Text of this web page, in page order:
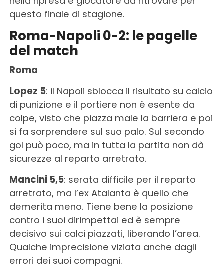
questo finale di stagione.
Roma-Napoli 0-2: le pagelle
del match
Roma
Lopez 5: il Napoli sblocca il risultato su calcio
di punizione e il portiere non è esente da
colpe, visto che piazza male la barriera e poi
si fa sorprendere sul suo palo. Sul secondo
gol può poco, ma in tutta la partita non dà
sicurezze al reparto arretrato.
Mancini 5,5: serata difficile per il reparto
arretrato, ma l’ex Atalanta è quello che
demerita meno. Tiene bene la posizione
contro i suoi dirimpettai ed è sempre
decisivo sui calci piazzati, liberando l’area.
Qualche imprecisione viziata anche dagli
errori dei suoi compagni.